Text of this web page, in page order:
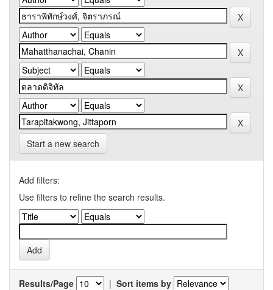
Start a new search
Add filters:
Use filters to refine the search results.
Results/Page | Sort items by